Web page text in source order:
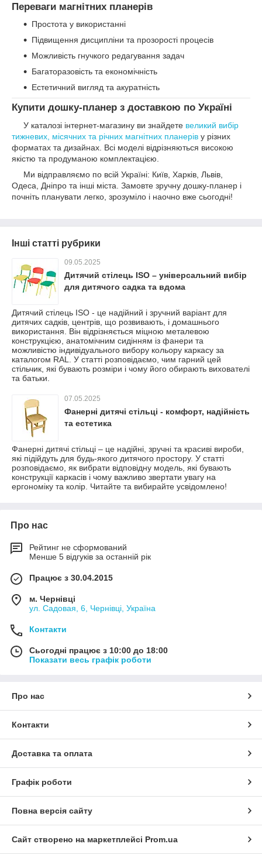
Переваги магнітних планерів
Простота у використанні
Підвищення дисципліни та прозорості процесів
Можливість гнучкого редагування задач
Багаторазовість та економічність
Естетичний вигляд та акуратність
Купити дошку-планер з доставкою по Україні
У каталозі інтернет-магазину ви знайдете великий вибір
тижневих, місячних та річних магнітних планерів у різних
форматах та дизайнах. Всі моделі відрізняються високою
якістю та продуманою комплектацією.
Ми відправляємо по всій Україні: Київ, Харків, Львів,
Одеса, Дніпро та інші міста. Замовте зручну дошку-планер і
почніть планувати легко, зрозуміло і наочно вже сьогодні!
Інші статті рубрики
09.05.2025
Дитячий стілець ISO – універсальний вибір
для дитячого садка та вдома
Дитячий стілець ISO - це надійний і зручний варіант для
дитячих садків, центрів, що розвивають, і домашнього
використання. Він відрізняється міцною металевою
конструкцією, анатомічним сидінням із фанери та
можливістю індивідуального вибору кольору каркасу за
каталогом RAL. У статті розповідаємо, чим гарний цей
стільчик, які бувають розміри і чому його обирають вихователі
та батьки.
07.05.2025
Фанерні дитячі стільці - комфорт, надійність
та естетика
Фанерні дитячі стільці – це надійні, зручні та красиві вироби,
які підійдуть для будь-якого дитячого простору. У статті
розповідаємо, як вибрати відповідну модель, які бувають
конструкції каркасів і чому важливо звертати увагу на
ергономіку та колір. Читайте та вибирайте усвідомлено!
Про нас
Рейтинг не сформований
Менше 5 відгуків за останній рік
Працює з 30.04.2015
м. Чернівці
ул. Садовая, 6, Чернівці, Україна
Контакти
Сьогодні працює з 10:00 до 18:00
Показати весь графік роботи
Про нас
Контакти
Доставка та оплата
Графік роботи
Повна версія сайту
Сайт створено на маркетплейсі Prom.ua